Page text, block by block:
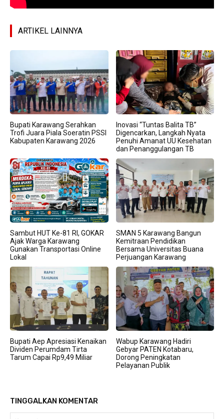
ARTIKEL LAINNYA
Bupati Karawang Serahkan
Trofi Juara Piala Soeratin PSSI
Kabupaten Karawang 2026
Inovasi “Tuntas Balita TB”
Digencarkan, Langkah Nyata
Penuhi Amanat UU Kesehatan
dan Penanggulangan TB
Sambut HUT Ke-81 RI, GOKAR
Ajak Warga Karawang
Gunakan Transportasi Online
Lokal
SMAN 5 Karawang Bangun
Kemitraan Pendidikan
Bersama Universitas Buana
Perjuangan Karawang
Bupati Aep Apresiasi Kenaikan
Dividen Perumdam Tirta
Tarum Capai Rp9,49 Miliar
Wabup Karawang Hadiri
Gebyar PATEN Kotabaru,
Dorong Peningkatan
Pelayanan Publik
TINGGALKAN KOMENTAR